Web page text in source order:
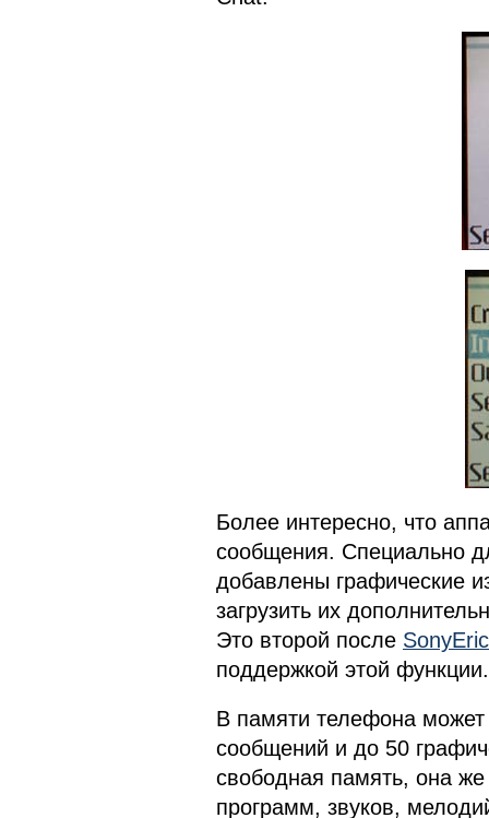
Более интересно, что
сообщения. Специально
добавлены графические
загрузить их
Это второй после
поддержкой этой функции.
В памяти телефона может
сообщений и до 50
свободная память, она
программ, звуков,